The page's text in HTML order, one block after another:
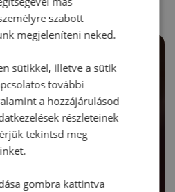
szabott
megjeleníteni neked.
sütikkel, illetve a sütik
további
a hozzájárulásod
részleteinek
tekintsd meg
gombra kattintva